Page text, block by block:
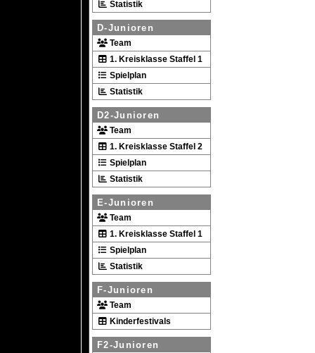
Statistik
D-Junioren
Team
1. Kreisklasse Staffel 1
Spielplan
Statistik
D2-Junioren
Team
1. Kreisklasse Staffel 2
Spielplan
Statistik
E-Junioren
Team
1. Kreisklasse Staffel 1
Spielplan
Statistik
F-Junioren
Team
Kinderfestivals
F2-Junioren